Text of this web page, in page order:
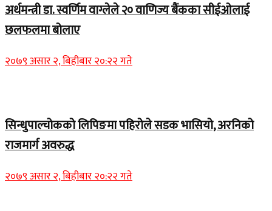
अर्थमन्त्री डा. स्वर्णिम वाग्लेले २० वाणिज्य बैंकका सीईओलाई
छलफलमा बोलाए
२०७९ असार २, बिहीबार २०:२२ गते
सिन्धुपाल्चोकको लिपिङमा पहिरोले सडक भासियो, अरनिको
राजमार्ग अवरुद्ध
२०७९ असार २, बिहीबार २०:२२ गते